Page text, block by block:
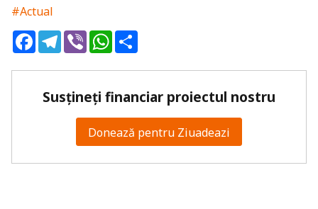
#Actual
FacebookTelegram
ViberWhatsApp
Susțineți financiar proiectul nostru
Donează pentru Ziuadeazi